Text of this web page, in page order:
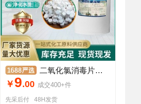
二氧化氯消毒片杀菌除藻鱼塘水产养殖二氧化氯泡腾片净水药片
￥ 9.00 成交400+件
先采后付 48H发货